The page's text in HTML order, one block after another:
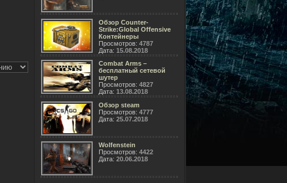
Обзор Counter-
Strike:Global Offensive
Контейнеры
Просмотров: 4787
Дата: 15.08.2018
Combat Arms –
бесплатный сетевой
шутер
Просмотров: 4827
Дата: 13.08.2018
Обзор steam
Просмотров: 4777
Дата: 25.07.2018
Wolfenstein
Просмотров: 4422
Дата: 20.06.2018